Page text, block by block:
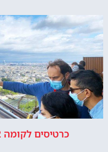
כרטיסים לקומה 2 של מגדל אייפל